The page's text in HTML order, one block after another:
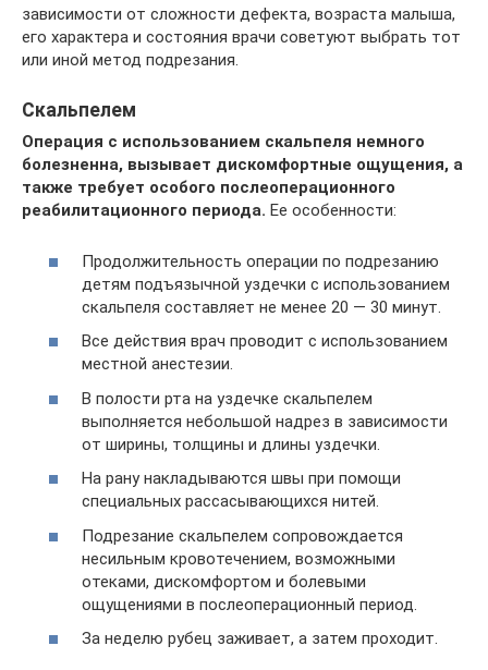
зависимости от сложности дефекта, возраста малыша,
его характера и состояния врачи советуют выбрать тот
или иной метод подрезания.
Скальпелем
Операция с использованием скальпеля немного
болезненна, вызывает дискомфортные ощущения, а
также требует особого послеоперационного
реабилитационного периода. Ее особенности:
Продолжительность операции по подрезанию
детям подъязычной уздечки с использованием
скальпеля составляет не менее 20 — 30 минут.
Все действия врач проводит с использованием
местной анестезии.
В полости рта на уздечке скальпелем
выполняется небольшой надрез в зависимости
от ширины, толщины и длины уздечки.
На рану накладываются швы при помощи
специальных рассасывающихся нитей.
Подрезание скальпелем сопровождается
несильным кровотечением, возможными
отеками, дискомфортом и болевыми
ощущениями в послеоперационный период.
За неделю рубец заживает, а затем проходит.